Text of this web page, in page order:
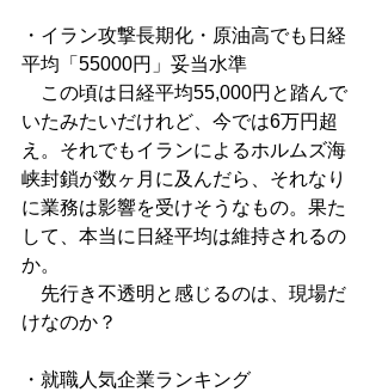
・イラン攻撃長期化・原油高でも日経
平均「55000円」妥当水準
この頃は日経平均55,000円と踏んで
いたみたいだけれど、今では6万円超
え。それでもイランによるホルムズ海
峡封鎖が数ヶ月に及んだら、それなり
に業務は影響を受けそうなもの。果た
して、本当に日経平均は維持されるの
か。
先行き不透明と感じるのは、現場だ
けなのか？
・就職人気企業ランキング